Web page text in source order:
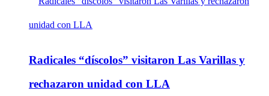
Radicales “díscolos” visitaron Las Varillas y
rechazaron unidad con LLA